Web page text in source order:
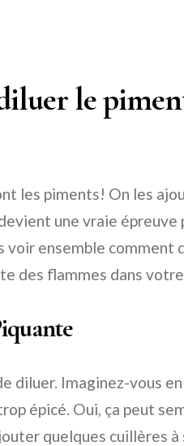
le
les piments! On les
une vraie épreuve
voir ensemble comment
des flammes dans
diluer. Imaginez-vous
épicé. Oui, ça peut
quelques cuillères